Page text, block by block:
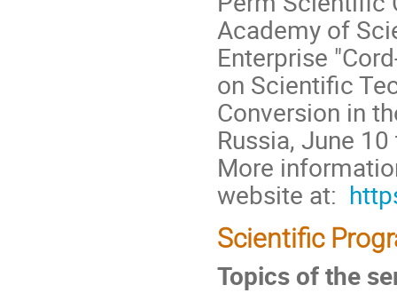
Academy of
Enterprise
on Scientific
Conversion in
Russia, June
More
website at:
Scientific
Topics of the